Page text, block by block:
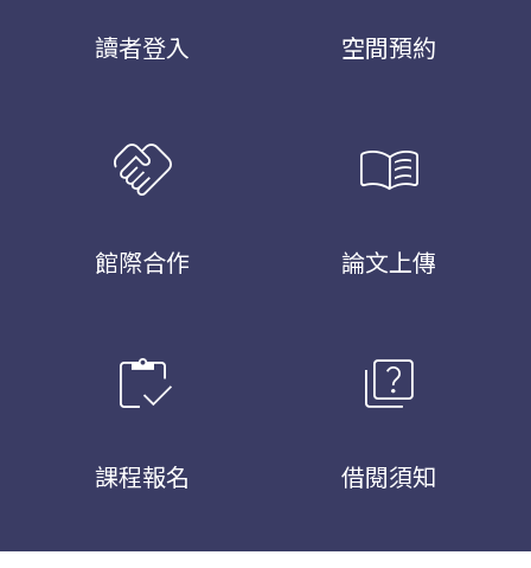
讀者登入 空間預約
handshake
館際合作
menu_book
論文上傳
inventory
課程報名
quiz
借閱須知